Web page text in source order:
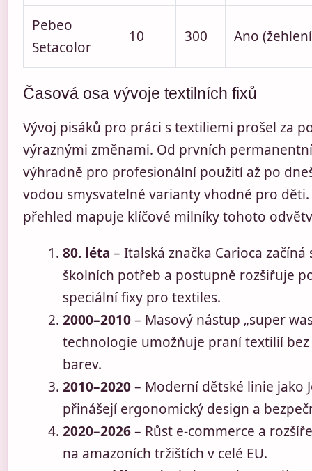
Pebeo
Setacolor
10 300 Ano
Časová osa vývoje textilních fixů
Vývoj pisáků pro práci s textiliemi prošel za
výraznými změnami. Od prvních
výhradně pro profesionální použití až po
vodou smysvatelné varianty vhodné pro
přehled mapuje klíčové milníky tohoto
80. léta – Italská značka Carioca
školních potřeb a postupně rozšiřuje
speciální fixy pro textiles.
2000–2010– Masový nástup „super
technologie umožňuje praní textilií
barev.
2010–2020– Moderní dětské linie jako
přinášejí ergonomický design a
2020–2026– Růst e-commerce a
na amazoních tržištích v celé EU.